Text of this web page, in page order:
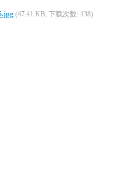
(47.41 KB, 下载次数: 138)